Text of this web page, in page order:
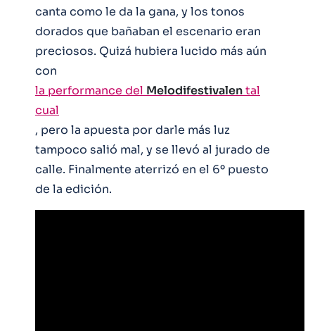
canta como le da la gana, y los tonos
dorados que bañaban el escenario eran
preciosos. Quizá hubiera lucido más aún
con
la performance del Melodifestivalental
cual
, pero la apuesta por darle más luz
tampoco salió mal, y se llevó al jurado de
calle. Finalmente aterrizó en el 6º puesto
de la edición.